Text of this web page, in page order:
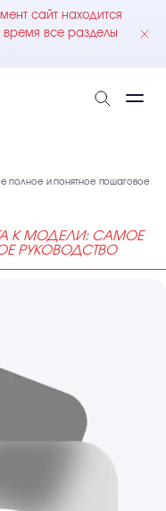
сайт находится
все разделы
полное и понятное пошаговое
К МОДЕЛИ: САМОЕ
РУКОВОДСТВО